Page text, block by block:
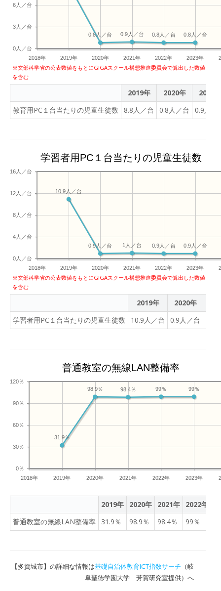
うるものとして評価いただ
市では、キュビナの利用に
より基礎・基本の習得を効
率化し、生み出された時間
を探究的な学びや創造的な
活動（PBL等）へ充てるこ
とを目指しています。 ＜多
賀城市教育委員会 教育長
市岡 良庸氏 コメント＞ 本
市が目指すのは、誰一人取
が児童生徒一人ひとりの習
熟度を瞬時に分析すること
いう確かな手応えを得なが
ら、主体的に学びを進める
ことができます。 学習の効
率化によって生み出された
し、他者と協働して解決に
挑む「探究的な学び」や
「創造的な活動」へとつな
在に使いこなし、自らの学
びを自らデザインしていけ
るよう支援してまいりま
す。 ーーーーーーーーーー
ュビナの提供を通して、す
すことなく「個別最適な学
カンパニーとして、さらな
る公教育へのICT普及に貢
献できるよう邁進してまい
ります。 ◆学習eポータル
＋AI型教材「キュビナ」に
習熟度に合わせて最適な問
題を出題するアダプティブ
ラーニング教材です。全国
2018年 2019年 2020年 2021年 2022年 2023年
0人／台
3人／台
6人／台
0.8人／台
0.8人／台
0.9人／台
0.8人／台
※文部科学省の公表数値をもとにGIGAスクール構想推進委員会で算出した数値
を含む
2019年 2020年
2021年
教育用PC１台当たりの児童生徒数
8.8人／台 0.8人／台 0.9人／
学習者用PC１台当たりの児童生徒数
2018年 2019年 2020年 2021年 2022年 2023年
0人／台
4人／台
8人／台
12人／台
16人／台
0.9人／台
0.9人／台
1人／台
0.9人／台
10.9人／台
※文部科学省の公表数値をもとにGIGAスクール構想推進委員会で算出した数値
を含む
2019年 2020年
学習者用PC１台当たりの児童生徒数
10.9人／台 0.9人／台
普通教室の無線LAN整備率
2018年 2019年 2020年 2021年 2022年 2023年
0％
30％
60％
90％
120％
99％
99％
98.4％
98.9％
31.9％
2019年 2020年 2021年 2022年
普通教室の無線LAN整備率
31.9％ 98.9％ 98.4％ 99％
【多賀城市】の詳細な情報は基礎自治体教育ICT指数サーチ （岐
阜聖徳学園大学 芳賀研究室提供）へ